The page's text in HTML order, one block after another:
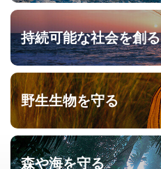
持続可能な社会を創る
野生生物を守る
森や海を守る